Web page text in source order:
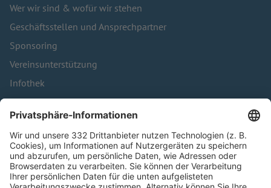
Wer wir sind & wofür wir stehen
Geschäftsstellen und Ansprechpartner
Sponsoring
Vereinsunterstützung
Infothek
Kontakt
HÄUFIG BESUCHTE SEITEN
Pässe und Vereinswechsel
Trainerausbildung